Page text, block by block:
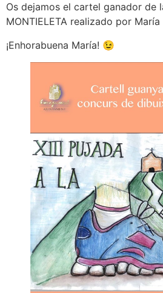
Os dejamos el cartel ganador de
MONTIELETA realizado por
¡Enhorabuena María! 😉